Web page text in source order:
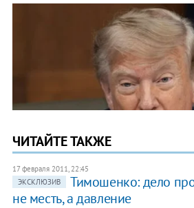
ЧИТАЙТЕ ТАКЖЕ
17 февраля 2011, 22:45
ЭКСКЛЮЗИВ
Тимошенко: дело
не месть, а давление